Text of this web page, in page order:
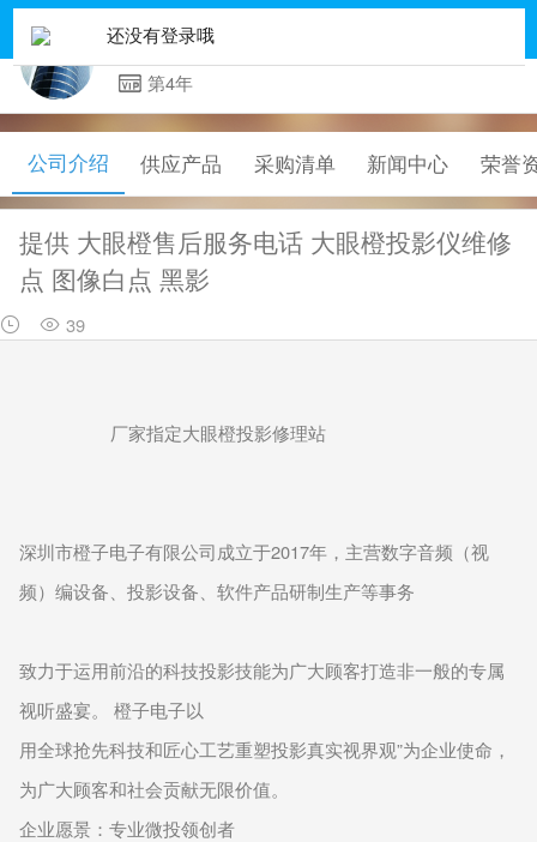
返回 北京龙翔嘉业科技有限公司
第4年
公司介绍 供应产品 采购清单 新闻中心 荣誉
提供 大眼橙售后服务电话 大眼橙投影仪维修
点 图像白点 黑影
39
厂家指定大眼橙投影修理站
深圳市橙子电子有限公司成立于2017年，主营数字音频（视
频）编设备、投影设备、软件产品研制生产等事务
致力于运用前沿的科技投影技能为广大顾客打造非一般的专属
视听盛宴。 橙子电子以
用全球抢先科技和匠心工艺重塑投影真实视界观”为企业使命，
为广大顾客和社会贡献无限价值。
企业愿景：专业微投领创者
还没有登录哦